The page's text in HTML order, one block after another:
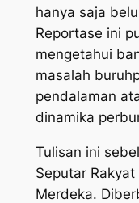
hanya saja
Reportase ini
mengetahui
masalah
pendalaman
dinamika
Tulisan ini
Seputar Rakyat
Merdeka.